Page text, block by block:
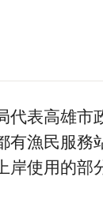
代表高雄
有漁民服
岸使用的